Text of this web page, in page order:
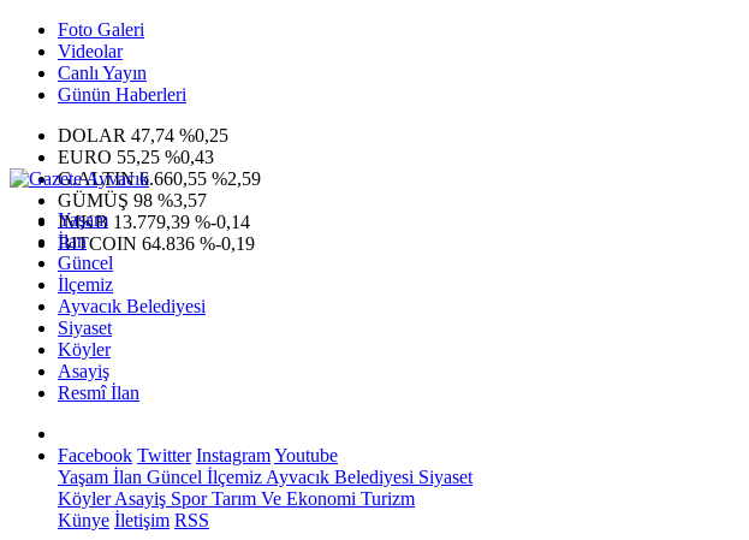
Foto Galeri
Videolar
Canlı Yayın
Günün Haberleri
DOLAR 47,74 %0,25
EURO 55,25 %0,43
G.ALTIN6.660,55 %2,59
GÜMÜŞ 98 %3,57
IMKB 13.779,39 %-0,14
BITCOIN 64.836 %-0,19
Yaşam
İlan
Güncel
İlçemiz
Ayvacık Belediyesi
Siyaset
Köyler
Asayiş
Resmî İlan
Facebook Twitter InstagramYoutube
Yaşam İlan Güncel İlçemiz Ayvacık Belediyesi Siyaset
KöylerAsayiş SporTarım Ve Ekonomi Turizm
Künye İletişim RSS